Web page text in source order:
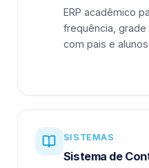
ERP acadêmico
frequência, grade
com pais e
SISTEMAS
Sistema de